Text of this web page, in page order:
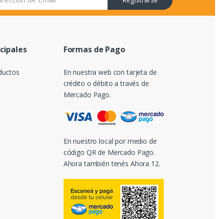
Formas de Pago
En nuestra web con tarjeta de
crédito o débito a través de
Mercado Pago.
En nuestro local por medio de
código QR de Mercado Pago.
Ahora también tenés Ahora 12.